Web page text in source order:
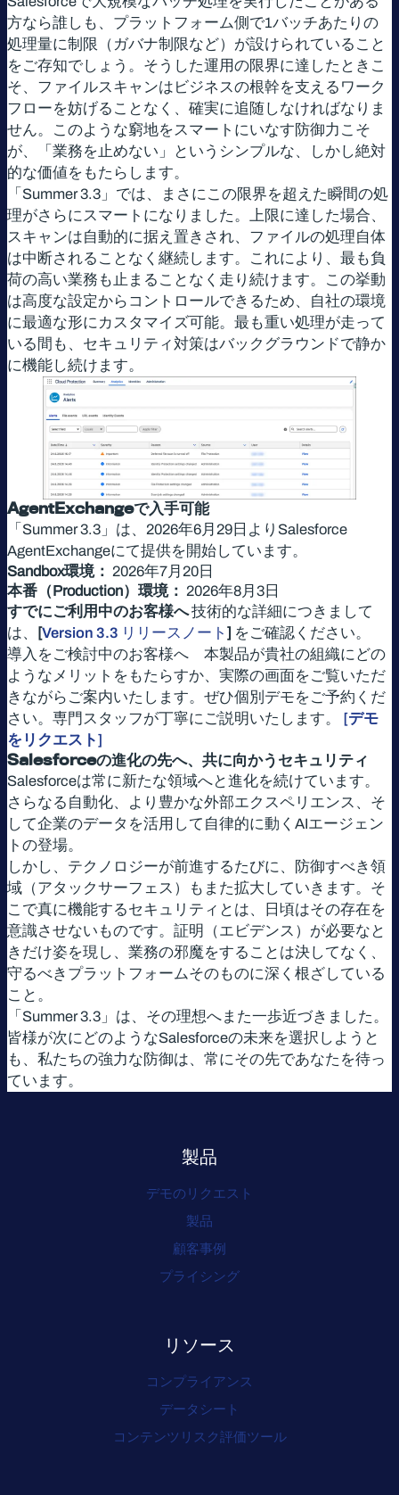
方なら誰しも、プラットフォーム側で1バッチあたりの
処理量に制限（ガバナ制限など）が設けられていること
をご存知でしょう。そうした運用の限界に達したときこ
そ、ファイルスキャンはビジネスの根幹を支えるワーク
フローを妨げることなく、確実に追随しなければなりま
せん。このような窮地をスマートにいなす防御力こそ
が、「業務を止めない」というシンプルな、しかし絶対
的な価値をもたらします。
「Summer 3.3」では、まさにこの限界を超えた瞬間の処
理がさらにスマートになりました。上限に達した場合、
スキャンは自動的に据え置きされ、ファイルの処理自体
は中断されることなく継続します。これにより、最も負
荷の高い業務も止まることなく走り続けます。この挙動
は高度な設定からコントロールできるため、自社の環境
に最適な形にカスタマイズ可能。最も重い処理が走って
いる間も、セキュリティ対策はバックグラウンドで静か
に機能し続けます。
AgentExchangeで入手可能
「Summer 3.3」は、2026年6月29日よりSalesforce
AgentExchangeにて提供を開始しています。
Sandbox環境： 2026年7月20日
本番（Production）環境： 2026年8月3日
すでにご利用中のお客様へ技術的な詳細につきまして
は、
[Version 3.3 リリースノート ] をご確認ください。
導入をご検討中のお客様へ 本製品が貴社の組織にどの
ようなメリットをもたらすか、実際の画面をご覧いただ
きながらご案内いたします。ぜひ個別デモをご予約くだ
さい。専門スタッフが丁寧にご説明いたします。
[デモ
をリクエスト]
Salesforceの進化の先へ、共に向かうセキュリティ
Salesforceは常に新たな領域へと進化を続けています。
さらなる自動化、より豊かな外部エクスペリエンス、そ
して企業のデータを活用して自律的に動くAIエージェン
トの登場。
しかし、テクノロジーが前進するたびに、防御すべき領
域（アタックサーフェス）もまた拡大していきます。そ
こで真に機能するセキュリティとは、日頃はその存在を
意識させないものです。証明（エビデンス）が必要なと
きだけ姿を現し、業務の邪魔をすることは決してなく、
守るべきプラットフォームそのものに深く根ざしている
こと。
「Summer 3.3」は、その理想へまた一歩近づきました。
皆様が次にどのようなSalesforceの未来を選択しようと
も、私たちの強力な防御は、常にその先であなたを待っ
ています。
製品
デモのリクエスト
製品
顧客事例
プライシング
リソース
コンプライアンス
データシート
コンテンツリスク評価ツール